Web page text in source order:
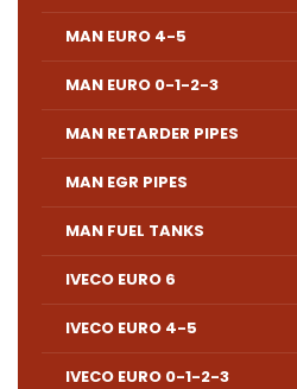
MAN EURO 4-5
MAN EURO 0-1-2-3
MAN RETARDER PIPES
MAN EGR PIPES
MAN FUEL TANKS
IVECO EURO 6
IVECO EURO 4-5
IVECO EURO 0-1-2-3